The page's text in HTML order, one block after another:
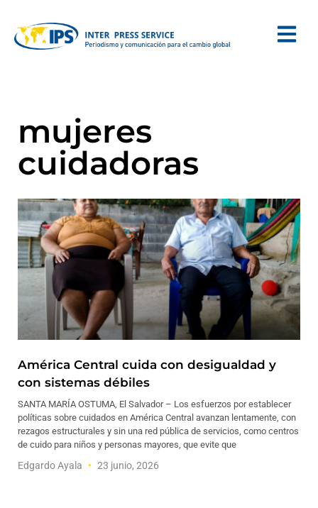
mujeres
cuidadoras
América Central cuida con desigualdad y
con sistemas débiles
SANTA MARÍA OSTUMA, El Salvador – Los esfuerzos por establecer
políticas sobre cuidados en América Central avanzan lentamente, con
rezagos estructurales y sin una red pública de servicios, como centros
de cuido para niños y personas mayores, que evite que
Edgardo Ayala 23 junio, 2026